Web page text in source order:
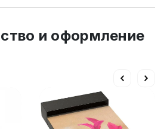
и оформление